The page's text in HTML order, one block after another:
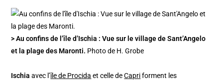
> Au confins de l’île d’Ischia : Vue sur le village de Sant’Angelo
et la plage des Maronti. Photo de H. Grobe
Ischia avec l’île de Procida et celle deCapriforment les